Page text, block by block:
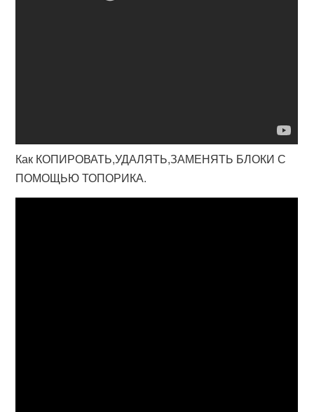
Как КОПИРОВАТЬ,УДАЛЯТЬ,ЗАМЕНЯТЬ БЛОКИ С
ПОМОЩЬЮ ТОПОРИКА.